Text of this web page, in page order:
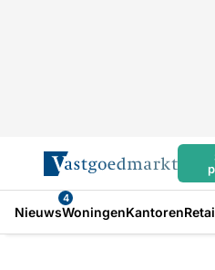
Nieuws
4
WoningenKantoren